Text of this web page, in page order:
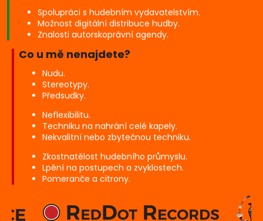
Spolupráci s hudebním vydavatelstvím.
Možnost digitální distribuce hudby.
Znalosti autorskoprávní agendy.
Co u mě nenajdete?
Nudu.
Stereotypy.
Předsudky.
Neflexibilitu.
Techniku na nahrání celé kapely.
Nekvalitní nebo zbytečnou techniku.
Zkostnatělost hudebního průmyslu.
Lpění na postupech a zvyklostech.
Pomeranče a citrony.